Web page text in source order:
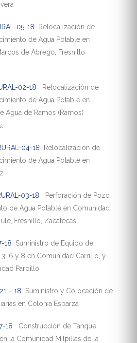
05-18
Relocalización de
de Agua Potable en
de Ábrego, Fresnillo
02-18
Relocalización de
de Agua Potable en
Agua de Ramos (Ramos)
04-18 Relocalización de
de Agua Potable en
03-18
Perforación de Pozo
de Agua Potable en Comunidad
Fresnillo, Zacatecas
18
Suministro de Equipo de
6 y 8 en Comunidad Carrillo, y
Pardillo
– 18
Suministro y Colocación de
en Colonia Esparza
18
Construcción de Tanque
la Comunidad Milpillas de la